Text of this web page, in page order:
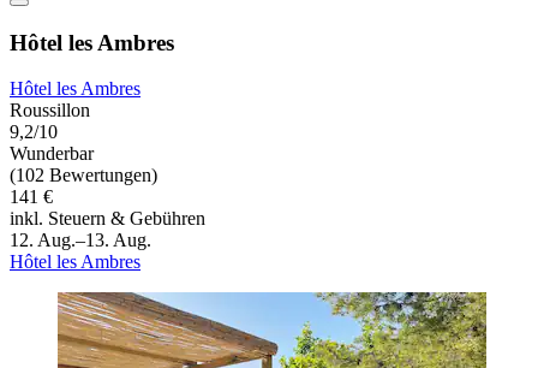
Hôtel les Ambres
Hôtel les Ambres
Roussillon
9,2/10
Wunderbar
(102 Bewertungen)
141 €
inkl. Steuern & Gebühren
12. Aug.–13. Aug.
Hôtel les Ambres